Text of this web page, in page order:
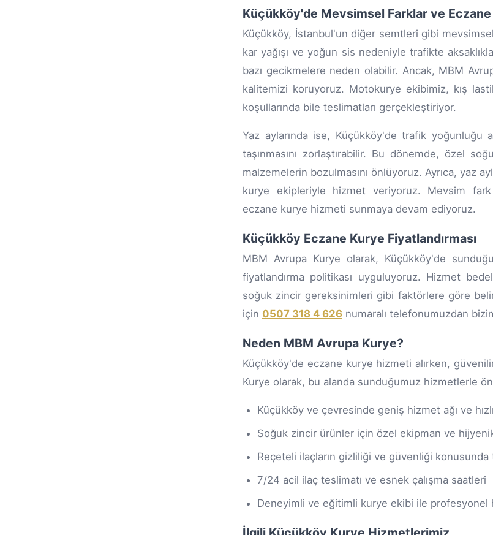
Küçükköy'de Mevsimsel Farklar ve
Küçükköy, İstanbul'un diğer semtleri gibi
kar yağışı ve yoğun sis nedeniyle trafikte
bazı gecikmelere neden olabilir. Ancak, MBM
kalitemizi koruyoruz. Motokurye ekibimiz, kış
koşullarında bile teslimatları gerçekleştiriyor.
Yaz aylarında ise, Küçükköy'de trafik yoğunluğu
taşınmasını zorlaştırabilir. Bu dönemde, özel
malzemelerin bozulmasını önlüyoruz. Ayrıca, yaz
kurye ekipleriyle hizmet veriyoruz. Mevsim
eczane kurye hizmeti sunmaya devam ediyoruz.
Küçükköy Eczane Kurye Fiyatlandırması
MBM Avrupa Kurye olarak, Küçükköy'de
fiyatlandırma politikası uyguluyoruz. Hizmet
soğuk zincir gereksinimleri gibi faktörlere göre
için 0507 318 4 626 numaralı telefonumuzdan
Neden MBM Avrupa Kurye?
Küçükköy'de eczane kurye hizmeti alırken,
Kurye olarak, bu alanda sunduğumuz hizmetlerle
Küçükköy ve çevresinde geniş hizmet ağı ve
Soğuk zincir ürünler için özel ekipman ve
Reçeteli ilaçların gizliliği ve güvenliği konusunda
7/24 acil ilaç teslimatı ve esnek çalışma saatleri
Deneyimli ve eğitimli kurye ekibi ile profesyonel